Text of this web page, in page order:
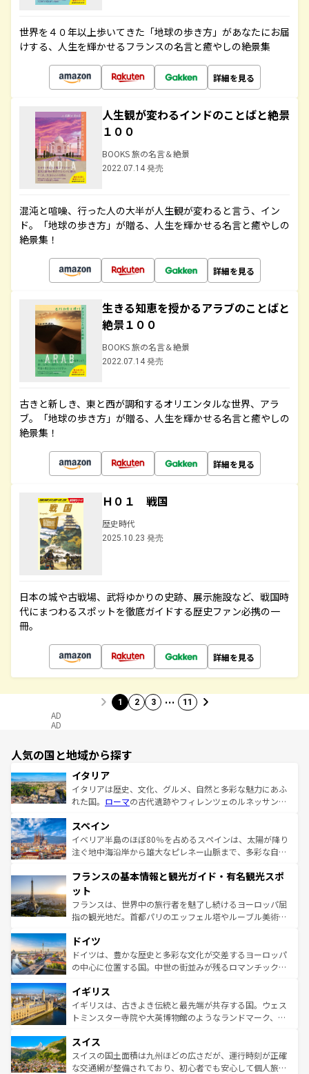
世界を４０年以上歩いてきた「地球の歩き方」があなたにお届
けする、人生を輝かせるフランスの名言と癒やしの絶景集
詳細を見る
人生観が変わるインドのことばと絶景
１００
BOOKS 旅の名言＆絶景
2022.07.14 発売
混沌と喧噪、行った人の大半が人生観が変わると言う、イン
ド。「地球の歩き方」が贈る、人生を輝かせる名言と癒やしの
絶景集！
詳細を見る
生きる知恵を授かるアラブのことばと
絶景１００
BOOKS 旅の名言＆絶景
2022.07.14 発売
古きと新しき、東と西が調和するオリエンタルな世界、アラ
ブ。「地球の歩き方」が贈る、人生を輝かせる名言と癒やしの
絶景集！
詳細を見る
Ｈ０１ 戦国
歴史時代
2025.10.23 発売
日本の城や古戦場、武将ゆかりの史跡、展示施設など、戦国時
代にまつわるスポットを徹底ガイドする歴史ファン必携の一
冊。
詳細を見る
1 2 3 … 11
AD
AD
人気の国と地域から探す
イタリア
イタリアは歴史、文化、グルメ、自然と多彩な魅力にあふ
れた国。 ローマの古代遺跡やフィレンツェのルネッサンス
ろん、トスカーナの美しい田園風景やアマルフィ海岸の絶
景など、自然景観も見逃せない。観光の合間には、本場の
ピザやパスタなど、絶品のイタリア料理を堪能することも
ませてくれるイタリアで、忘れられない旅をしてみよう！
なお、新着のイタリア情報は
しい。
スペイン
イベリア半島のほぼ80％を占めるスペインは、太陽が降り
注ぐ地中海沿岸から雄大なピレネー山脈まで、多彩な自然
文化が根付くこの国では、情熱的なフラメンコ、熱気あふ
れる闘牛、そして美味しいタパスが生活の一部となってい
る。首都マドリードの洗練された雰囲気や、バルセロナの
アートに溢れた街角から、地方では古代ローマ遺跡や中世
せる。地方によって風土や気候が異なるスペインはその個
性で訪れる人を魅了する。 なお、新着のスペイン情報は コ
ンテンツ一覧を参照してほしい。
フランスの基本情報と観光ガイド・有名観光スポ
ット
フランスは、世界中の旅行者を魅了し続けるヨーロッパ屈
指の観光地だ。首都パリのエッフェル塔やルーブル美術館
で、幅広い魅力が詰まっている。華麗な宮殿、歴史的な大
聖堂、美しいビーチ、そして豊かな自然が、訪れる者を心
から魅了する。また、フランスは美食の国としても知ら
いる。シャンパンの発祥地であるランス、プロヴァンスの
香り高いラベンダー畑など、多彩な楽しみ方が可能だ。さ
らに、パリ以外の地域にも魅力が溢れており、どの街角に
れる地方に足を運ぶとそれぞれで全く異なる文化を体験で
きるだろう。 なお、新着のフランス情報はコンテンツ一覧
を参照してほしい。
ドイツ
ドイツは、豊かな歴史と多彩な文化が交差するヨーロッパ
の中心に位置する国。中世の街並みが残るロマンチック街
顔を持つこの国は、どこを歩いても飽きることがない。ベ
ルリンの文化的活気、バイエルン州のアルプスの絶景、そ
してライン川沿いのワイン畑といった風景は必見。ビール
は、お酒好きな人にはぜひ体験してほしい。 なお、新着の
ドイツ情報はコンテンツ一覧を参照してほしい。
イギリス
イギリスは、古きよき伝統と最先端が共存する国。ウェス
トミンスター寺院や大英博物館のようなランドマーク、歴
リアごとに異なる魅力がある。また、優雅なアフタヌーン
ティー、ビール好きにはたまらない英国パブ、サッカー観
戦など、本場だからこそできる体験も豊富。イギリスを旅
スイス
スイスの国土面積は九州ほどの広さだが、運行時刻が正確
な交通網が整備されており、初心者でも安心して個人旅行